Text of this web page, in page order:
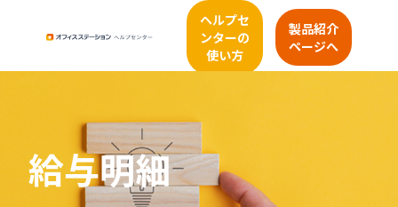
ヘルプセ
ンターの
使い方
製品紹介
ページへ
給与明細